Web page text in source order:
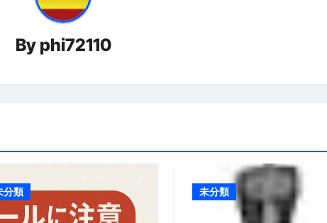
By phi72110
分類 未分類